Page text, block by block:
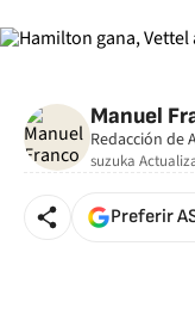
Manuel
Redacción de
suzuka
Preferir